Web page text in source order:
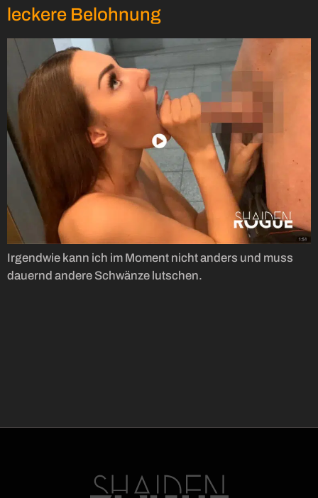
leckere Belohnung
Irgendwie kann ich im Moment nicht anders und muss
dauernd andere Schwänze lutschen.